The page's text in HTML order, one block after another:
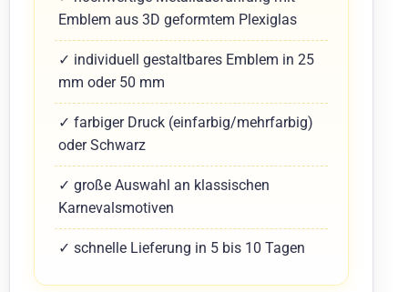
Emblem aus 3D geformtem Plexiglas
✓ individuell gestaltbares Emblem in 25
mm oder 50 mm
✓ farbiger Druck (einfarbig/mehrfarbig)
oder Schwarz
✓ große Auswahl an klassischen
Karnevalsmotiven
✓ schnelle Lieferung in 5 bis 10 Tagen